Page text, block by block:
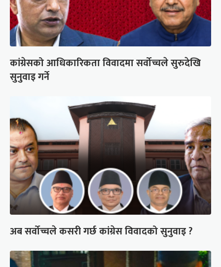
कांग्रेसको आधिकारिकता विवादमा सर्वोच्चले सुरुदेखि
सुनुवाइ गर्ने
अब सर्वोच्चले कसरी गर्छ कांग्रेस विवादको सुनुवाइ ?